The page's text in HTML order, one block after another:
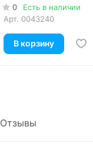
0
Есть в наличии
Арт. 0043240
В корзину
Отзывы